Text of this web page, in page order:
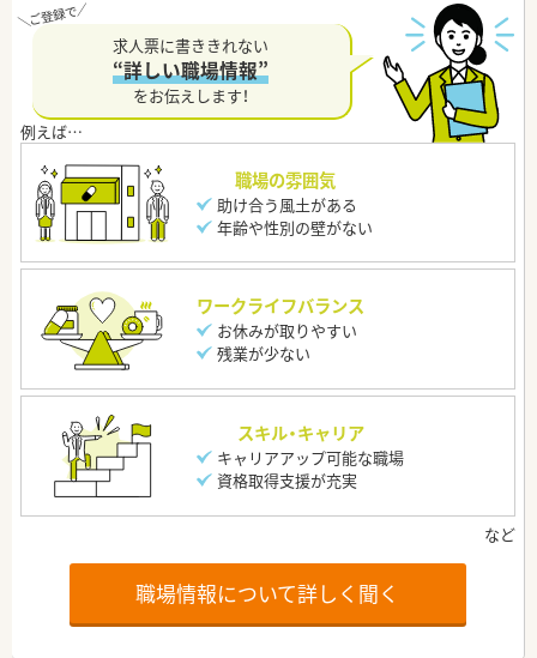
求人票に書ききれない
“詳しい職場情報”
をお伝えします！
職場の雰囲気
助け合う風土がある
年齢や性別の壁がない
ワークライフバランス
お休みが取りやすい
残業が少ない
スキル・キャリア
キャリアアップ可能な職場
資格取得支援が充実
職場情報について詳しく聞く